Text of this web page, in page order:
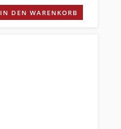
IN DEN WARENKORB